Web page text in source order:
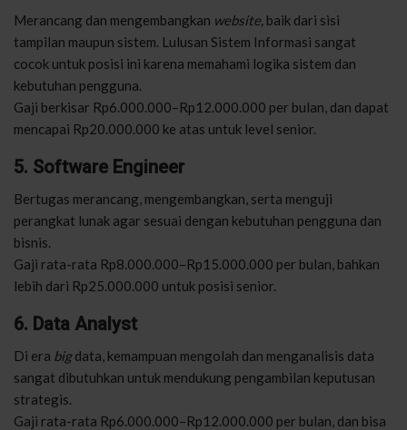
Merancang dan mengembangkan website, baik dari sisi
tampilan maupun sistem. Lulusan Sistem Informasi sangat
cocok untuk posisi ini karena memahami logika sistem dan
kebutuhan pengguna.
Gaji berkisar Rp6.000.000–Rp12.000.000 per bulan, dan dapat
mencapai Rp20.000.000 ke atas untuk level senior.
5. Software Engineer
Bertugas merancang, mengembangkan, serta menguji
perangkat lunak agar sesuai dengan kebutuhan pengguna dan
bisnis.
Gaji rata-rata Rp8.000.000–Rp15.000.000 per bulan, bahkan
lebih dari Rp25.000.000 untuk posisi senior.
6. Data Analyst
Di era bigdata, kemampuan mengolah dan menganalisis data
sangat dibutuhkan untuk mendukung pengambilan keputusan
strategis.
Gaji rata-rata Rp6.000.000–Rp12.000.000 per bulan, dan bisa